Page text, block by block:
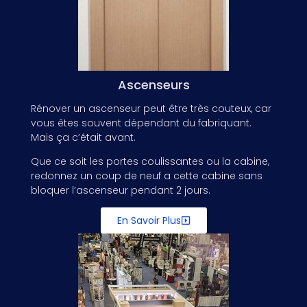
Rénover un ascenseur peut être très couteux, car
vous êtes souvent dépendant du fabriquant.
Mais ça c’était avant.
Que ce soit les portes coulissantes ou la cabine,
redonnez un coup de neuf a cette cabine sans
bloquer l’ascenseur pendant 2 jours.
En Savoir Plus
Ascenseurs